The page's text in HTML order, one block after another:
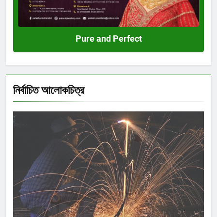
Pure and Perfect
নির্বাচিত আলোকচিত্র
দিব্যেন্দু দ্বীপ
Shahida Sultana